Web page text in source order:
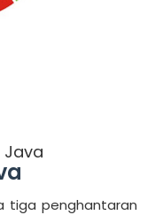
Java
tiga penghantaran